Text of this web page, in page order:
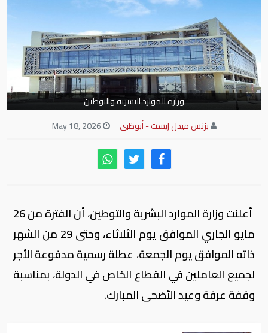
وزارة الموارد البشرية والتوطين
بزنس ميدل إيست - أبوظبي
أعلنت وزارة الموارد البشرية والتوطين، أن الفترة من 26
مايو الجاري الموافق يوم الثلاثاء، وحتى 29 من الشهر
ذاته الموافق يوم الجمعة، عطلة رسمية مدفوعة الأجر
لجميع العاملين في القطاع الخاص في الدولة، بمناسبة
وقفة عرفة وعيد الأضحى المبارك.